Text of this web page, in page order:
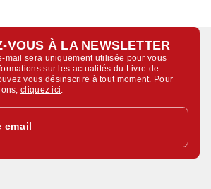
VOUS À LA NEWSLETTER
mail sera uniquement utilisée pour vous
sur les actualités du Livre de
vous désinscrire à tout moment. Pour
cliquez ici
email